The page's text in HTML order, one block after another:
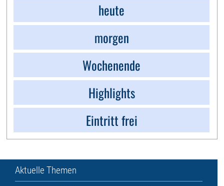
heute
morgen
Wochenende
Highlights
Eintritt frei
Aktuelle Themen